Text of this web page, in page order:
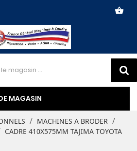
shopping_basket
MAGASIN
MACHINES A BRODER
CADRE 410X575MM TAJIMA TOYOTA